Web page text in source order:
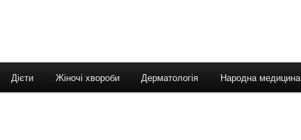
Дієти Жіночі хвороби Дерматологія Народна медицина